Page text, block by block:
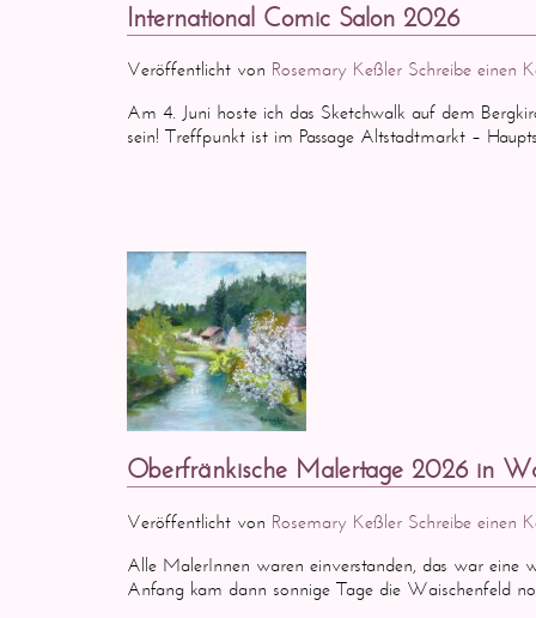
International Comic Salon 2026
Veröffentlicht von Rosemary Keßler Schreibe einen
Am 4. Juni hoste ich das Sketchwalk auf dem
sein! Treffpunkt ist im Passage Altstadtmarkt –
Oberfränkische Malertage 2026 in
Veröffentlicht von Rosemary Keßler Schreibe einen
Alle MalerInnen waren einverstanden, das war
Anfang kam dann sonnige Tage die Waischenfeld